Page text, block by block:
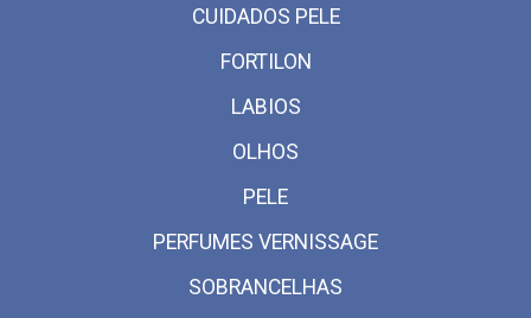
CUIDADOS PELE
FORTILON
LABIOS
OLHOS
PELE
PERFUMES VERNISSAGE
SOBRANCELHAS